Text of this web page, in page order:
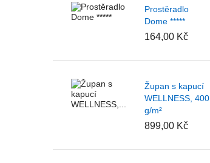
Prostěradlo
Dome *****
164,00 Kč
Župan s kapucí
WELLNESS, 400
g/m²
899,00 Kč